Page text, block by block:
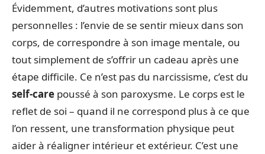
Évidemment, d’autres motivations sont plus
personnelles : l’envie de se sentir mieux dans son
corps, de correspondre à son image mentale, ou
tout simplement de s’offrir un cadeau après une
étape difficile. Ce n’est pas du narcissisme, c’est du
self-care poussé à son paroxysme. Le corps est le
reflet de soi – quand il ne correspond plus à ce que
l’on ressent, une transformation physique peut
aider à réaligner intérieur et extérieur. C’est une